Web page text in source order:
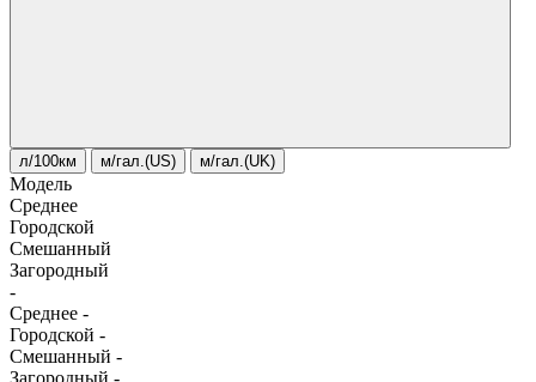
л/100км м/гал.(US) м/гал.(UK)
Модель
Среднее
Городской
Смешанный
Загородный
-
Среднее -
Городской -
Смешанный -
Загородный -